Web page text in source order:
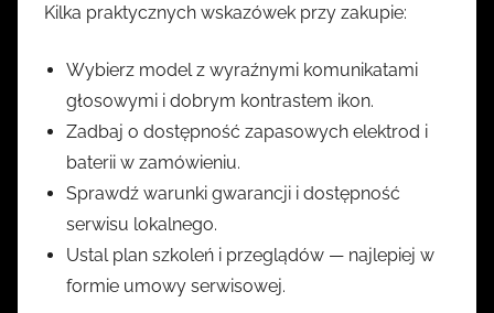
Kilka praktycznych wskazówek przy zakupie:
Wybierz model z wyraźnymi komunikatami
głosowymi i dobrym kontrastem ikon.
Zadbaj o dostępność zapasowych elektrod i
baterii w zamówieniu.
Sprawdź warunki gwarancji i dostępność
serwisu lokalnego.
Ustal plan szkoleń i przeglądów — najlepiej w
formie umowy serwisowej.